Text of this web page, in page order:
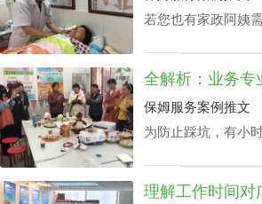
泽园将用HR下面文
若您也有家政阿姨
原则下协配合适的
保姆服务案例推文
为防止踩坑，有小
最优化的同时赢得